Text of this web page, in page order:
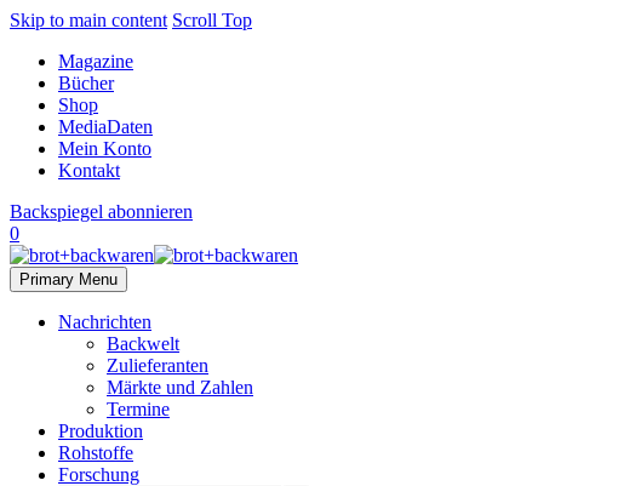
Skip to main content Scroll Top
Magazine
Bücher
Shop
MediaDaten
Mein Konto
Kontakt
Backspiegel abonnieren
0
Primary Menu
Nachrichten
Backwelt
Zulieferanten
Märkte und Zahlen
Termine
Produktion
Rohstoffe
Forschung